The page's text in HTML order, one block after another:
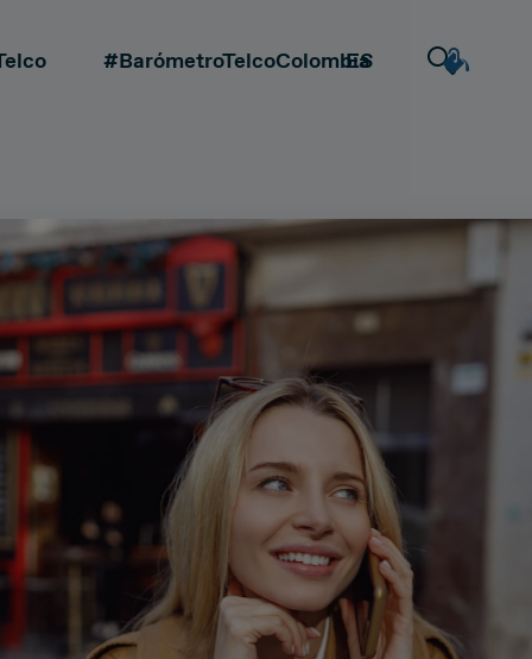
Due Diligence
Carve-out
Post Merger Integration
Business Strategy
Market Strategy & Screening
#BarómetroTelcoColombia
ES
Extrovertida
Detallista